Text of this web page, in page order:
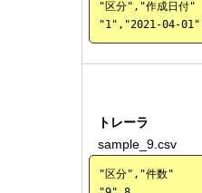
"区分","作成日付"
トレーラ
sample_9.csv
"区分","件数"